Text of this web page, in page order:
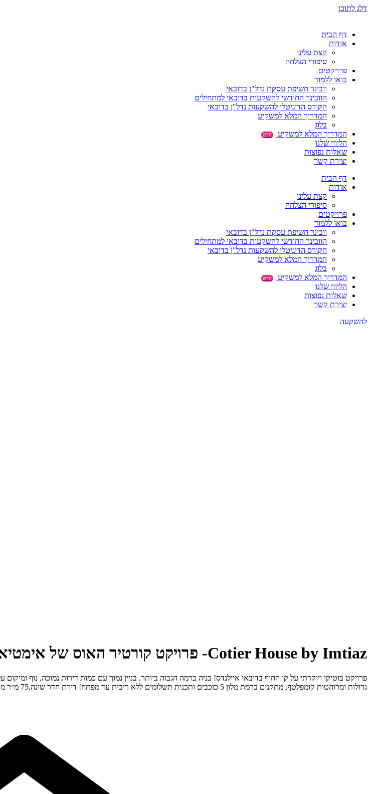
דלג לתוכן
דף הבית
אודות
קצת עלינו
סיפורי הצלחה
פרויקטים
בואו ללמוד
וובינר חשיפת עסקת נדל"ן בדובאי
הוובינר החודשי להשקעות בדובאי למתחילים
הקורס הדיגיטלי להשקעות נדל"ן בדובאי
המדריך המלא למשקיע
בלוג
המדריך המלא למשקיע
חדש
הליווי שלנו
שאלות נפוצות
יצירת קשר
דף הבית
אודות
קצת עלינו
סיפורי הצלחה
פרויקטים
בואו ללמוד
וובינר חשיפת עסקת נדל"ן בדובאי
הוובינר החודשי להשקעות בדובאי למתחילים
הקורס הדיגיטלי להשקעות נדל"ן בדובאי
המדריך המלא למשקיע
בלוג
המדריך המלא למשקיע
חדש
הליווי שלנו
שאלות נפוצות
יצירת קשר
להשקעה
Cotier House by Imtiaz- פרויקט קורטיר האוס של אימטיאז
גדולות ומרוהטות קומפלטף, מתקנים ברמת מלון 5 כוכבים ותכנית תשלומים ללא ריבית עד מפתח! דירת חדר שינה,75 מ״ר מתחילה ב-2.1 מליון.